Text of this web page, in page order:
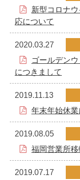
新型コロナ
応について
2020.03.27
ゴールデン
につきまして
2019.11.13
年末年始休
2019.08.05
福岡営業所
2019.07.17